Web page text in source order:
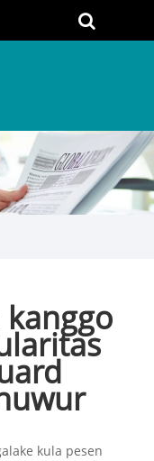
kanggo
kula pesen